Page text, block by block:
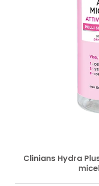
Clinians Hydra